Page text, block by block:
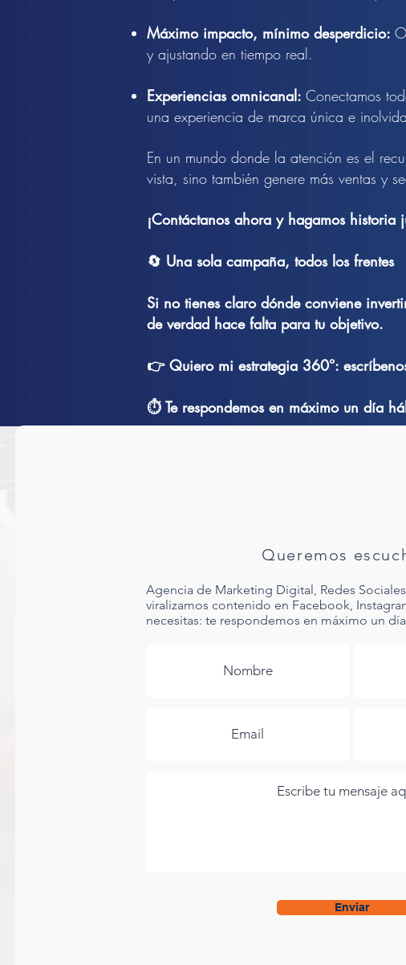
Máximo impacto, mínimo desperdicio:
y ajustando en tiempo real.
Experiencias omnicanal: Conectamos
una experiencia de marca única e
En un mundo donde la atención es el
vista, sino también genere más ventas y
¡Contáctanos ahora y hagamos historia
🔄 Una sola campaña, todos los frentes
Si no tienes claro dónde conviene
de verdad hace falta para tu objetivo.
👉 Quiero mi estrategia 360°:
⏱️ Te respondemos en máximo un día
Queremos
Agencia de Marketing Digital, Redes
viralizamos contenido en Facebook,
necesitas: te respondemos en máximo un
Enviar